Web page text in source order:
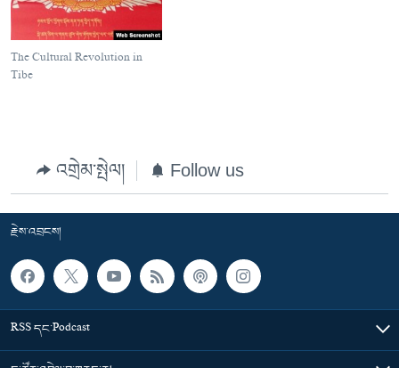
The Cultural Revolution in
Tibe
འགྲེམ་སྤེལ། Follow us
རྗེས་འབྲངས།
RSS དང་Podcast